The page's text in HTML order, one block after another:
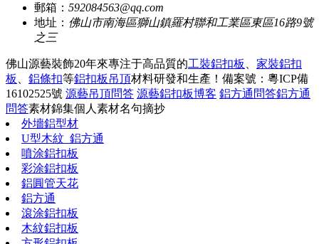
郵箱： 592084563@qq.com
地址： 佛山市南海區獅山鎮羅村聯和工業區東區16路9號
之三
佛山源藝裝飾20年來專注于高品質的工裝鋁扣板
家裝鋁扣
板
鋁條扣等鋁扣板吊頂材料研發和生產！ 備案號：粵ICP備
16102525號 源藝吊頂問答 源藝鋁扣板博客 鋁方通問答鋁方通
問答素材錦集個人素材名句摘抄
外墻鋁型材
U型木紋_鋁方通
噴涂鋁扣板
彩涂鋁扣板
鋁圓管天花
鋁方通
滾涂鋁扣板
木紋鋁扣板